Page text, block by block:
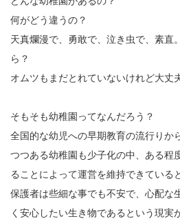
何がどう違うの？
天真爛漫で、勇敢で、泣き虫で、素直
ら？
オムツもまだとれていないけれど大丈
そもそも幼稚園ってなんだろう？
全国的な幼児への早期教育の流行りか
つつある幼稚園も少子化の中、ある程
ることによって運営を維持できている
保護者は些細な事でも不安で、心配な
く安心したい生き物であるという現実